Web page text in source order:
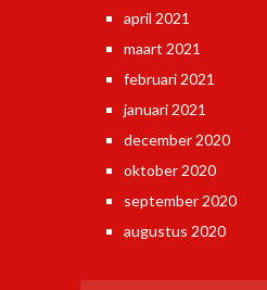
april 2021
maart 2021
februari 2021
januari 2021
december 2020
oktober 2020
september 2020
augustus 2020